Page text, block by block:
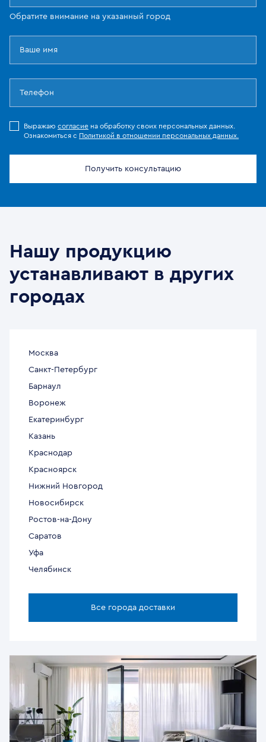
Обратите внимание на указанный город
Выражаю согласие на обработку своих персональных данных.
Ознакомиться с Политикой в отношении персональных данных.
Получить консультацию
Нашу продукцию
устанавливают в других
городах
Москва
Санкт-Петербург
Барнаул
Воронеж
Екатеринбург
Казань
Краснодар
Красноярск
Нижний Новгород
Новосибирск
Ростов-на-Дону
Саратов
Уфа
Челябинск
Все города доставки